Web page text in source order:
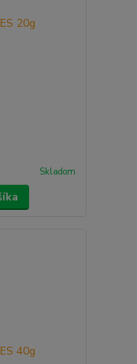
Skladom